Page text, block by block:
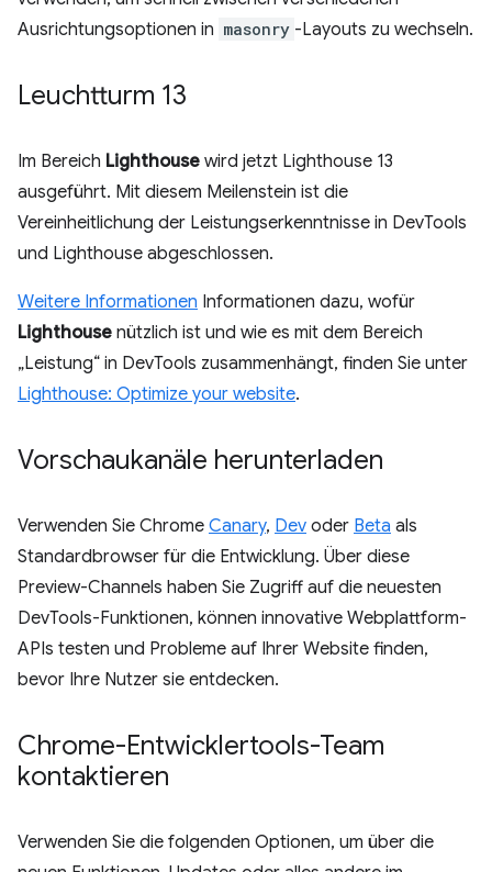
Ausrichtungsoptionen in masonry -Layouts zu wechseln.
Leuchtturm 13
Im Bereich Lighthouse wird jetzt Lighthouse 13
ausgeführt. Mit diesem Meilenstein ist die
Vereinheitlichung der Leistungserkenntnisse in DevTools
und Lighthouse abgeschlossen.
Weitere Informationen Informationen dazu, wofür
Lighthouse nützlich ist und wie es mit dem Bereich
„Leistung“ in DevTools zusammenhängt, finden Sie unter
Lighthouse: Optimize your website.
Vorschaukanäle herunterladen
Verwenden Sie Chrome Canary, Dev oder Beta als
Standardbrowser für die Entwicklung. Über diese
Preview-Channels haben Sie Zugriff auf die neuesten
DevTools-Funktionen, können innovative Webplattform-
APIs testen und Probleme auf Ihrer Website finden,
bevor Ihre Nutzer sie entdecken.
Chrome-Entwicklertools-Team
kontaktieren
Verwenden Sie die folgenden Optionen, um über die